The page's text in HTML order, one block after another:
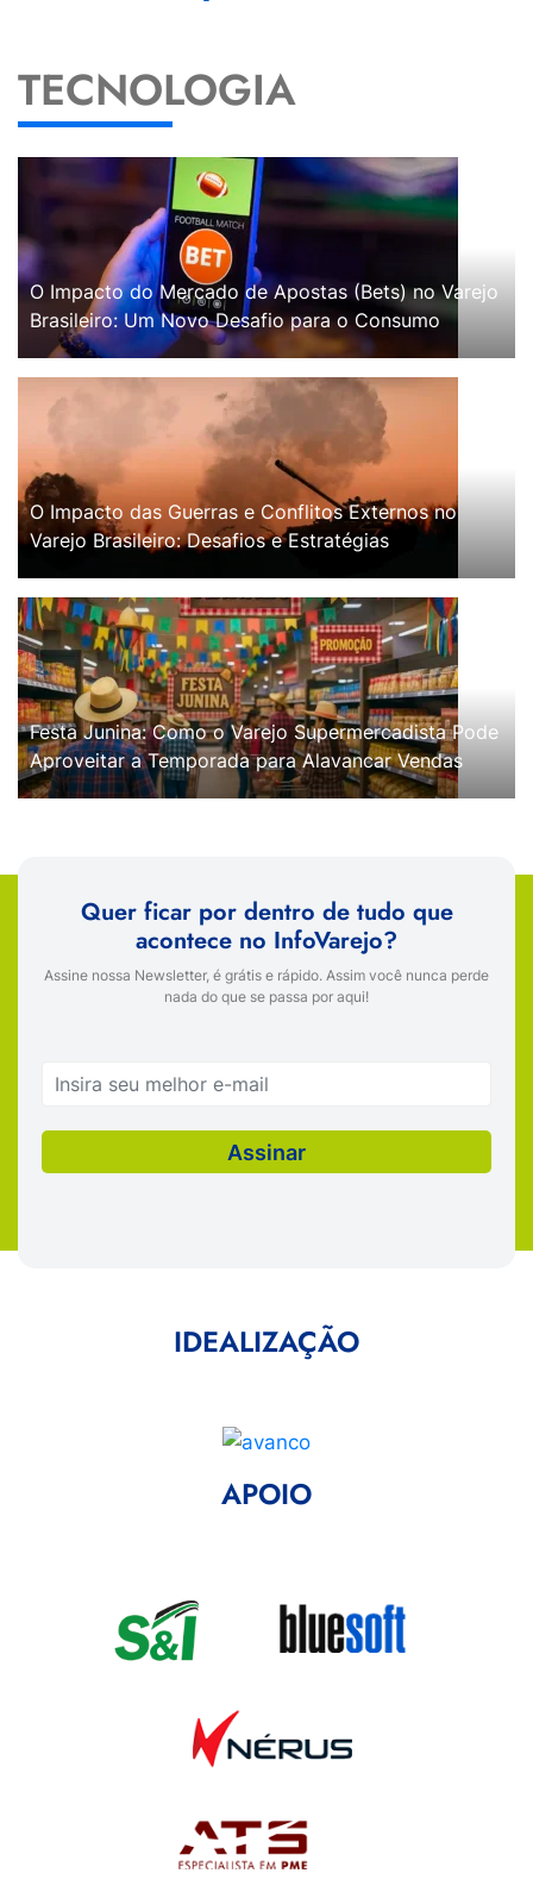
TECNOLOGIA
O Impacto do Mercado de Apostas (Bets) no Varejo
Brasileiro: Um Novo Desafio para o Consumo
O Impacto das Guerras e Conflitos Externos no
Varejo Brasileiro: Desafios e Estratégias
Festa Junina: Como o Varejo Supermercadista Pode
Aproveitar a Temporada para Alavancar Vendas
Quer ficar por dentro de tudo que
acontece no InfoVarejo?
Assine nossa Newsletter, é grátis e rápido. Assim você nunca perde
nada do que se passa por aqui!
IDEALIZAÇÃO
APOIO